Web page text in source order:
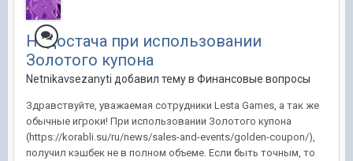
Недостача при использовании
Золотого купона
Netnikavsezanyti добавил тему в Финансовые вопросы
Здравствуйте, уважаемая сотрудники Lesta Games, а так же
обычные игроки! При использовании Золотого купона
(https://korabli.su/ru/news/sales-and-events/golden-coupon/),
получил кэшбек не в полном объеме. Если быть точным, то